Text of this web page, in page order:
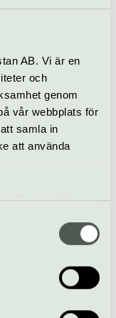
AB. Vi är en
och
genom
vår webbplats för
samla in
att använda
medier. Vi
och annan
medier och
med.